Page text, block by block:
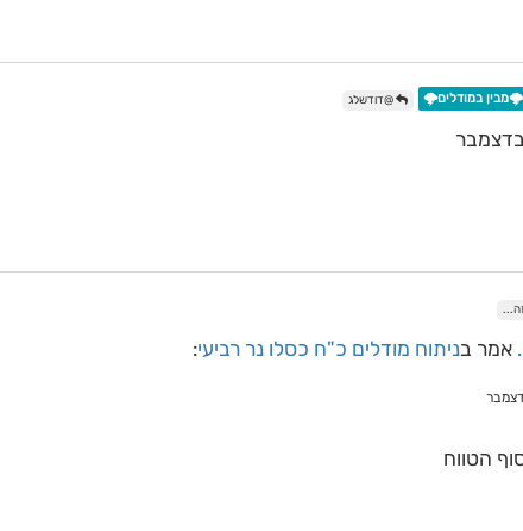
🌩️מבין במודלים🌩️ @דודשלג
אמר בניתוח מודלים כ"ח כסלו נר רביעי:
הטווח